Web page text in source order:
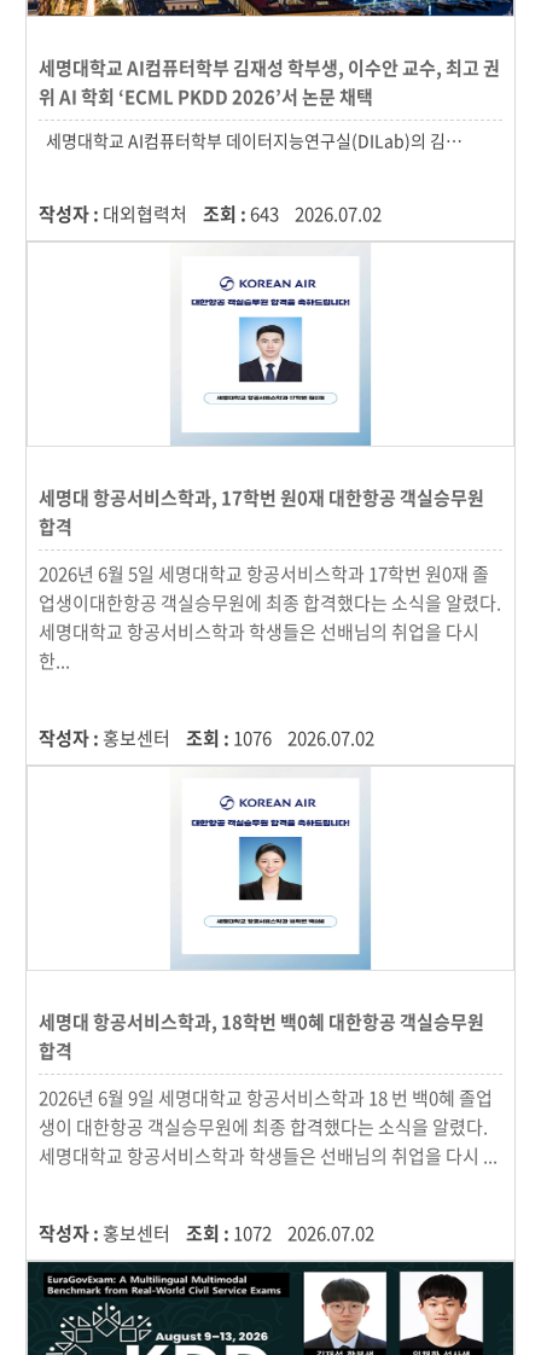
세명대학교 AI컴퓨터학부 김재성 학부생, 이수안 교수, 최고 권
위 AI 학회 ‘ECML PKDD 2026’서 논문 채택
작성자 : 대외협력처 조회 :643 2026.07.02
세명대 항공서비스학과, 17학번 원0재 대한항공 객실승무원
합격
2026년 6월 5일 세명대학교 항공서비스학과 17학번 원0재 졸
업생이대한항공 객실승무원에 최종 합격했다는 소식을 알렸다.
세명대학교 항공서비스학과 학생들은 선배님의 취업을 다시
한...
작성자 : 홍보센터 조회 : 1076 2026.07.02
세명대 항공서비스학과, 18학번 백0혜 대한항공 객실승무원
합격
2026년 6월 9일 세명대학교 항공서비스학과 18 번 백0혜 졸업
생이 대한항공 객실승무원에 최종 합격했다는 소식을 알렸다.
세명대학교 항공서비스학과 학생들은 선배님의 취업을 다시 ...
작성자 : 홍보센터 조회 : 1072 2026.07.02